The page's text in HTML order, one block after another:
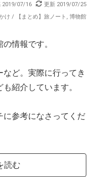
2019/07/16
更新 2019/07/25
け / 【まとめ】旅ノート 博物館
情報です。
ど。実際に行ってき
紹介しています。
に参考になさってくだ
読む